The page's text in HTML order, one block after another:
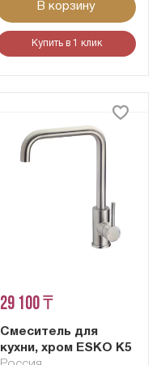
В корзину
Купить в 1 клик
29 100 ₸
Смеситель для
кухни, хром ESKO К5